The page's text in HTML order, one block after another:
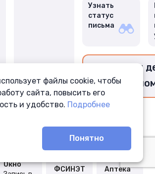
Узнать
статус
письма
Перевести
Окно
ФСИНЭТ Аптека
файлы cookie, чтобы
сайта, повысить его
и удобство. Подробнее
Понятно